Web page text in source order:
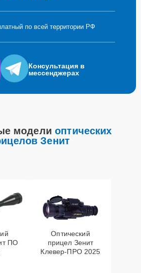
по всей территории РФ
Консультация в
мессенджерах
моделиоптических
Зенит
ПО
Оптический
прицел Зенит
Клевер-ПРО 2025